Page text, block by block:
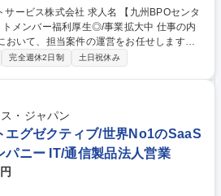
求人名 【九州BPOセンタ
バー福利厚生◎/事業拡大中 仕事の内
おいて、担当案件の運営をお任せします。
て業務を安定的に遂行するため、作業スタ
。 【具体的な業務内容】■担当案件の作業
示出し・質問対応、研修、勤怠管理■イレギ
の把握・報告相談）■業務フローの整理・見
更新■業務上の課題やリスクの把握・改善方
完全週休2日制 土日祝休み
・ジャパン
エグゼクティブ/世界No1のSaaS
パニー IT/通信製品法人営業